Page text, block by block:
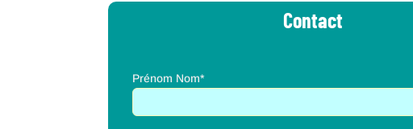
Contact
Prénom Nom*